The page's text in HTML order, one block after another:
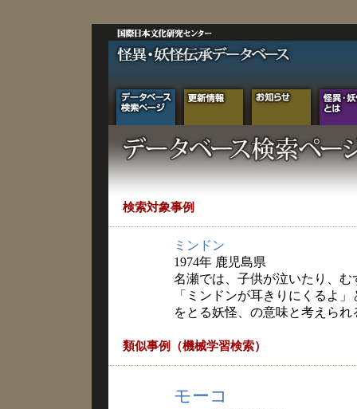
検索対象事例
ミンドン
1974年 鹿児島県
名瀬では、子供が泣いたり、
「ミンドンが耳きりにくるよ
をとる妖怪、の意味と考えられ
類似事例（機械学習検索）
モーコ